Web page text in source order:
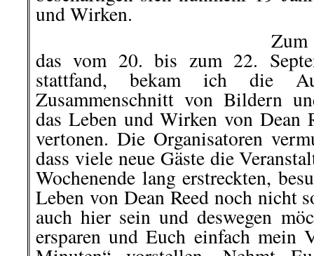
und Wirken.
Zum
das vom 20. bis zum 22.
stattfand, bekam ich die
Zusammenschnitt von Bildern
das Leben und Wirken von Dean
vertonen. Die Organisatoren
dass viele neue Gäste die
Wochenende lang erstreckten,
Leben von Dean Reed noch nicht
auch hier sein und deswegen
ersparen und Euch einfach mein